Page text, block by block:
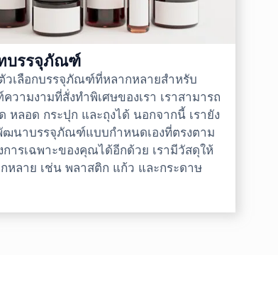
บรรจุภัณฑ์
ตัวเลือกบรรจุภัณฑ์ที่หลากหลายสำหรับ
วามงามที่สั่งทำพิเศษของเรา เราสามารถ
หลอด กระปุก และถุงได้ นอกจากนี้ เรายัง
นาบรรจุภัณฑ์แบบกำหนดเองที่ตรงตาม
การเฉพาะของคุณได้อีกด้วย เรามีวัสดุให้
กหลาย เช่น พลาสติก แก้ว และกระดาษ